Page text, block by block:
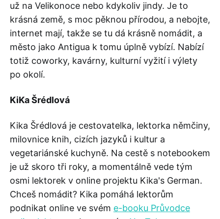
už na Velikonoce nebo kdykoliv jindy. Je to
krásná země, s moc pěknou přírodou, a nebojte,
internet mají, takže se tu dá krásně nomádit, a
město jako Antigua k tomu úplně vybízí. Nabízí
totiž coworky, kavárny, kulturní vyžití i výlety
po okolí.
KiKa Šrédlová
Kika Šrédlová je cestovatelka, lektorka němčiny,
milovnice knih, cizích jazyků i kultur a
vegetariánské kuchyně. Na cestě s notebookem
je už skoro tři roky, a momentálně vede tým
osmi lektorek v online projektu Kika's German.
Chceš nomádit? Kika pomáhá lektorům
podnikat online ve svém e-booku Průvodce